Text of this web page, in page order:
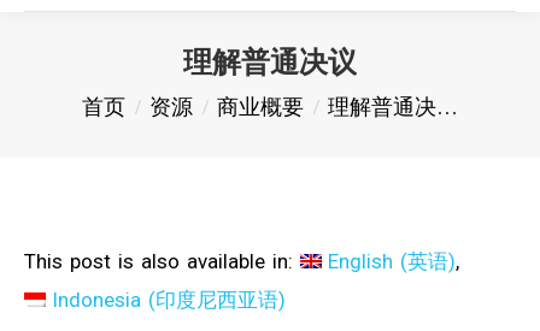
理解普通决议
您在这里：
首页 资源 商业概要 理解普通决…
This post is also available in: English (英语)
Indonesia (印度尼西亚语)